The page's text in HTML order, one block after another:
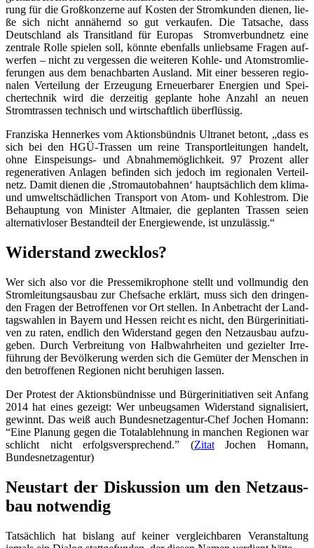
rung für die Groß­kon­zer­ne auf Kos­ten der Strom­kun­den die­nen, lie­
ße sich nicht annä­hernd so gut ver­kau­fen. Die Tat­sa­che, dass
Deutsch­land als Tran­sit­land für Euro­pas Strom­ver­bund­netz eine
zen­tra­le Rol­le spie­len soll, könn­te eben­falls unlieb­sa­me Fra­gen auf­
wer­fen – nicht zu ver­ges­sen die wei­te­ren Koh­le- und Atom­strom­lie­
fe­run­gen aus dem benach­bar­ten Aus­land. Mit einer bes­se­ren regio­
na­len Ver­tei­lung der Erzeu­gung Erneu­er­ba­rer Ener­gien und Spei­
cher­tech­nik wird die der­zei­tig geplan­te hohe Anzahl an neu­en
Strom­tras­sen tech­nisch und wirt­schaft­lich überflüssig.
Fran­zis­ka Hen­ner­kes vom Akti­ons­bünd­nis Ultra­net betont, „dass es
sich bei den HGÜ-Tras­sen um rei­ne Trans­port­lei­tun­gen han­delt,
ohne Ein­spei­sungs- und Abnah­me­mög­lich­keit. 97 Pro­zent aller
rege­ne­ra­ti­ven Anla­gen befin­den sich jedoch im regio­na­len Ver­teil­
netz. Damit die­nen die ‚Strom­au­to­bah­nen‘ haupt­säch­lich dem kli­ma-
und umwelt­schäd­li­chen Trans­port von Atom- und Koh­lestrom. Die
Behaup­tung von Minis­ter Alt­mai­er, die geplan­ten Tras­sen sei­en
alter­na­tiv­lo­ser Bestand­teil der Ener­gie­wen­de, ist unzulässig.“
Wider­stand zwecklos?
Wer sich also vor die Pres­se­mi­kro­pho­ne stellt und voll­mun­dig den
Strom­lei­tungs­aus­bau zur Chef­sa­che erklärt, muss sich den drin­gen­
den Fra­gen der Betrof­fe­nen vor Ort stel­len. In Anbe­tracht der Land­
tags­wah­len in Bay­ern und Hes­sen reicht es nicht, den Bür­ger­initia­ti­
ven zu raten, end­lich den Wider­stand gegen den Netz­aus­bau auf­zu­
ge­ben. Durch Ver­brei­tung von Halb­wahr­hei­ten und geziel­ter Irre­
füh­rung der Bevöl­ke­rung wer­den sich die Gemü­ter der Men­schen in
den betrof­fe­nen Regio­nen nicht beru­hi­gen lassen.
Der Pro­test der Akti­ons­bünd­nis­se und Bür­ger­initia­ti­ven seit Anfang
2014 hat eines gezeigt: Wer unbeug­sa­men Wider­stand signa­li­siert,
gewinnt. Das weiß auch Bun­des­netz­agen­tur-Chef Jochen Homann:
“Eine Pla­nung gegen die Total­ab­leh­nung in man­chen Regio­nen war
schlicht nicht erfolgs­ver­spre­chend.” (ZitatJochen Homann,
Bundesnetzagentur)
Neu­start der Dis­kus­si­on um den Netz­aus­
bau notwendig
Tat­säch­lich hat bis­lang auf kei­ner ver­gleich­ba­ren Ver­an­stal­tung